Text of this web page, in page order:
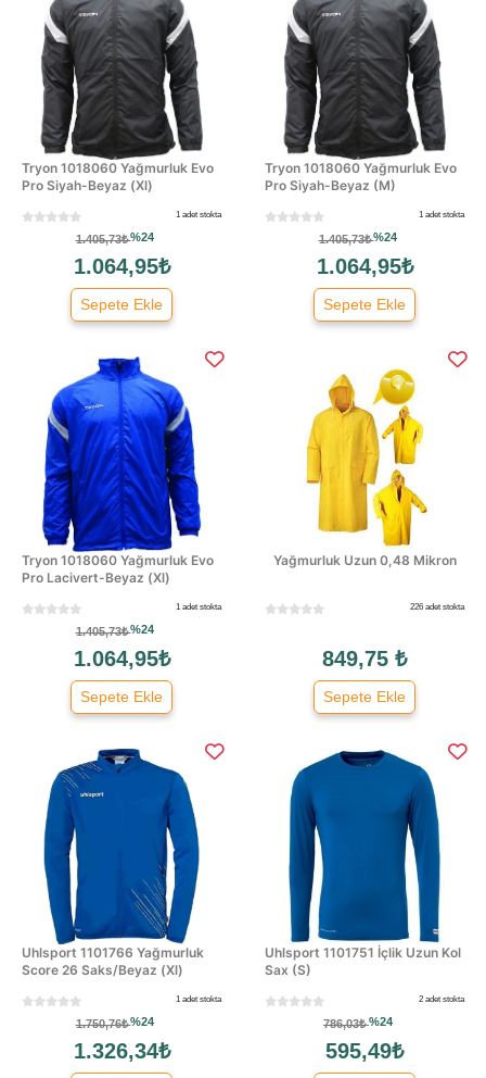
Tryon 1018060 Yağmurluk Evo
Pro Siyah-Beyaz (Xl)
1 adet stokta
1.405,73₺%24
1.064,95₺
Sepete Ekle
Tryon 1018060 Yağmurluk Evo
Pro Siyah-Beyaz (M)
1 adet stokta
1.405,73₺%24
1.064,95₺
Sepete Ekle
Tryon 1018060 Yağmurluk Evo
Pro Lacivert-Beyaz (Xl)
1 adet stokta
1.405,73₺%24
1.064,95₺
Sepete Ekle
Yağmurluk Uzun 0,48 Mikron
226 adet stokta
849,75 ₺
Sepete Ekle
Uhlsport 1101766 Yağmurluk
Score 26 Saks/Beyaz (Xl)
1 adet stokta
1.750,76₺%24
1.326,34₺
Uhlsport 1101751 İçlik Uzun Kol
Sax (S)
2 adet stokta
786,03₺%24
595,49₺